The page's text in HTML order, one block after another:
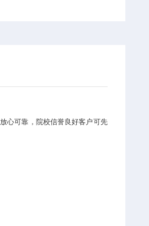
心可靠，院校信誉良好客户可先